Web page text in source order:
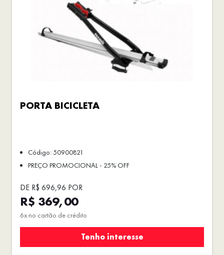
PORTA BICICLETA
Código: 50900821
PREÇO PROMOCIONAL - 25% OFF
DE R$ 696,96 POR
R$ 369,00
6x no cartão de crédito
Tenho interesse